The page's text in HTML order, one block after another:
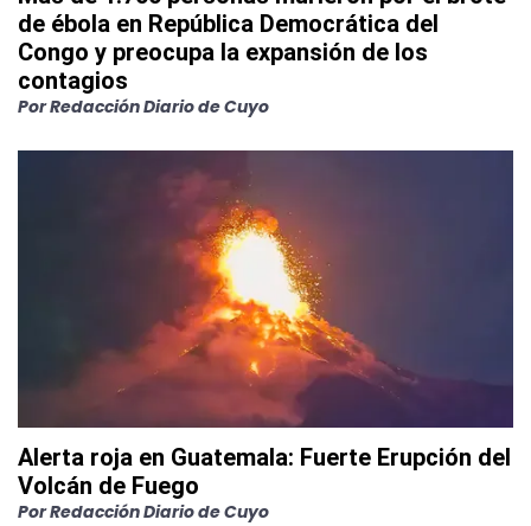
de ébola en República Democrática del
Congo y preocupa la expansión de los
contagios
PorRedacción Diario de Cuyo
Alerta roja en Guatemala: Fuerte Erupción del
Volcán de Fuego
PorRedacción Diario de Cuyo